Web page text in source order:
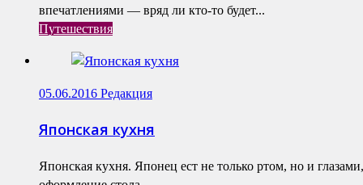
впечатлениями — вряд ли кто-то будет...
Путешествия
05.06.2016 Редакция
Японская кухня
Японская кухня. Японец ест не только ртом, но и